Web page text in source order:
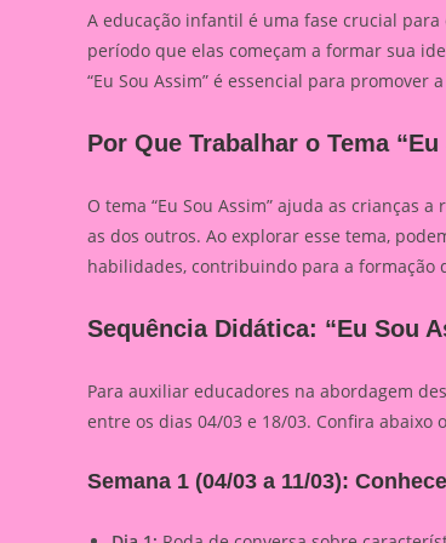
A educação infantil é uma fase crucial
período que elas começam a formar sua
“Eu Sou Assim” é essencial para
Por Que Trabalhar o Tema
O tema “Eu Sou Assim” ajuda as crianças
as dos outros. Ao explorar esse tema,
habilidades, contribuindo para a formação
Sequência Didática: “Eu Sou
Para auxiliar educadores na abordagem
entre os dias 04/03 e 18/03. Confira abaixo
Semana 1 (04/03 a 11/03):